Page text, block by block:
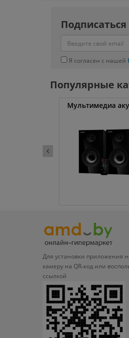
Я согласен с нашей
Популярные
Мультимедиа
Для установки приложения
камеру на QR‑код или
ссылкой